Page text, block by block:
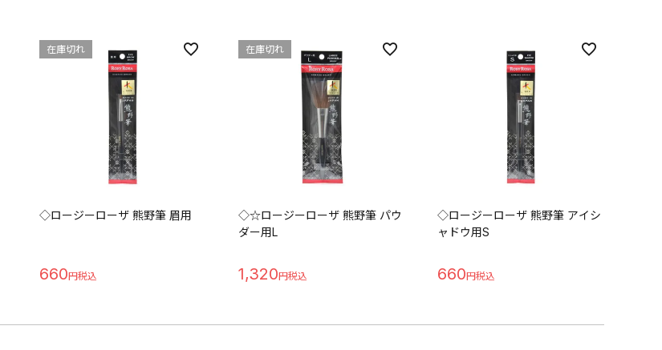
◇ロージーローザ 熊野筆 眉用
660
在庫切れ
◇☆ロージーローザ 熊野筆 パウ
ダー用L
1,320
在庫切れ
◇ロージーローザ 熊野筆 アイシ
ャドウ用S
660